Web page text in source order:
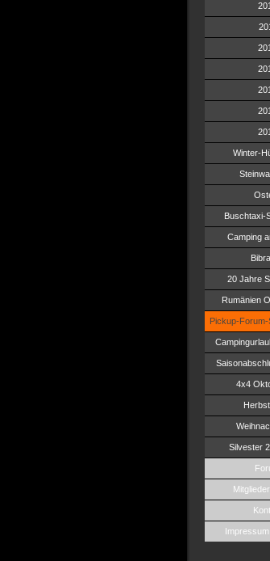
Winter-
Buschtaxi-
Camping
20 Jahre
Rumänien
Pickup-
4x4
Silvester